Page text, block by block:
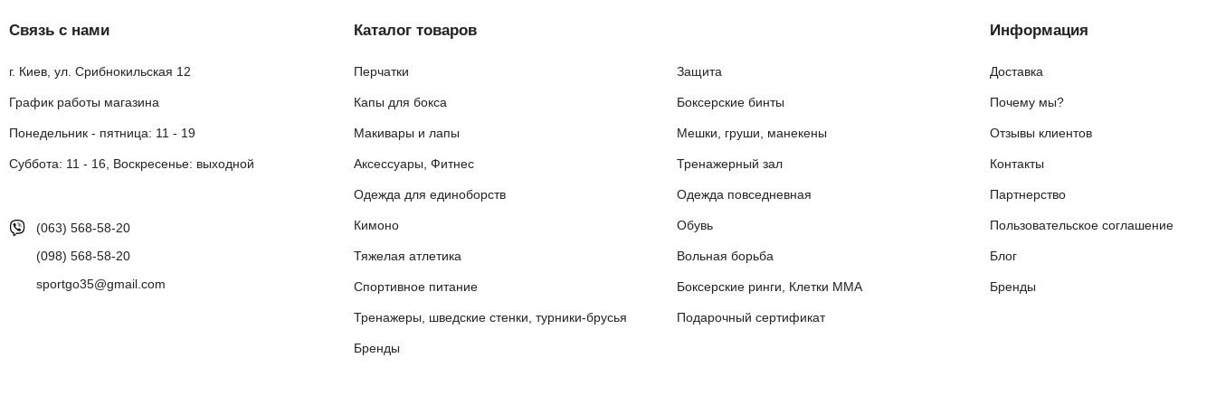
Связь с нами
г. Киев, ул. Срибнокильская 12
График работы магазина
Понедельник - пятница: 11 - 19
Суббота: 11 - 16, Воскресенье: выходной
(063) 568-58-20
(098) 568-58-20
sportgo35@gmail.com
Каталог товаров
Перчатки Защита
Капы для бокса Боксерские бинты
Макивары и лапы Мешки, груши, манекены
Аксессуары, Фитнес Тренажерный зал
Одежда для единоборств Одежда повседневная
Кимоно Обувь
Тяжелая атлетика Вольная борьба
Спортивное питание Боксерские ринги, Клетки ММА
Тренажеры, шведские стенки, турники-брусья Подарочный сертификат
Бренды
Информация
Доставка
Почему мы?
Отзывы клиентов
Контакты
Партнерство
Пользовательское соглашение
Блог
Бренды